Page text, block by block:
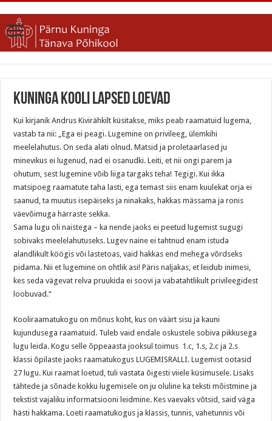
KUNINGA KOOLI LAPSED LOEVAD
Kui kirjanik Andrus Kivirähkilt küsitakse, miks peab raamatuid lugema,
vastab ta nii: „Ega ei peagi. Lugemine on privileeg, ülemkihi
meelelahutus. On seda alati olnud. Matsid ja proletaarlased ju
minevikus ei lugenud, nad ei osanudki. Leiti, et nii ongi parem ja
ohutum, sest lugemine võib liiga targaks teha! Tegigi. Kui ikka
matsipoeg raamatute taha lasti, ega temast siis enam kuulekat orja ei
saanud, ta muutus isepäiseks ja ninakaks, hakkas mässama ja ronis
väevõimuga härraste sekka.
Sama lugu oli naistega – ka nende jaoks ei peetud lugemist sugugi
sobivaks meelelahutuseks. Lugev naine ei tahtnud enam istuda
alandlikult köögis või lastetoas, vaid hakkas end mehega võrdseks
pidama. Nii et lugemine on ohtlik asi! Päris naljakas, et leidub inimesi,
kes seda vägevat relva pruukida ei soovi ja vabatahtlikult privileegidest
loobuvad.“
Kooliraamatukogu on mõnus koht, kus on väärt sisu ja kauni
kujundusega raamatuid. Tuleb vaid endale oskustele sobiva pikkusega
lugu leida. Kogu selle õppeaasta jooksul toimus 1.c, 1.s, 2.c ja 2.s
klassi õpilaste jaoks raamatukogus LUGEMISRALLI. Lugemist ootasid
27 lugu. Kui raamat loetud, tuli vastata õigesti viiele küsimusele. Lisaks
tähtede ja sõnade kokku lugemisele on ju oluline ka teksti mõistmine ja
tekstist vajaliku informatsiooni leidmine. Kes vaevaks võtsid, said väga
hästi hakkama. Loeti raamatukogus ja klassis, tunnis, vahetunnis või